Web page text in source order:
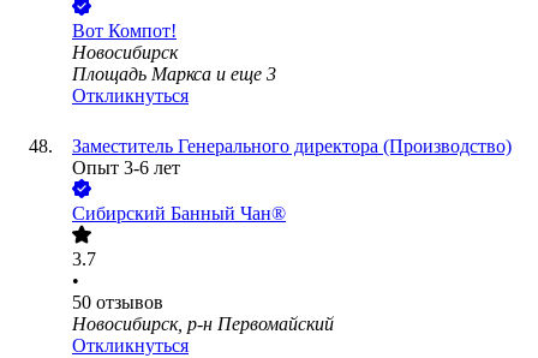
Вот Компот!
Новосибирск
Площадь Маркса и еще 3
Откликнуться
Заместитель Генерального директора (Производство)
Опыт 3-6 лет
Сибирский Банный Чан®
3.7
•
50 отзывов
Новосибирск, р-н Первомайский
Откликнуться